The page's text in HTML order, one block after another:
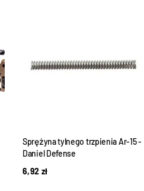
Sprężyna tylnego trzpienia Ar-15 -
Daniel Defense
6,92 zł